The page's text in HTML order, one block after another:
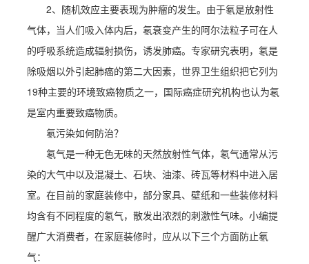
2、随机效应主要表现为肿瘤的发生。由于氡是放射性
气体，当人们吸入体内后，氡衰变产生的阿尔法粒子可在人
的呼吸系统造成辐射损伤，诱发肺癌。专家研究表明，氡是
除吸烟以外引起肺癌的第二大因素，世界卫生组织把它列为
19种主要的环境致癌物质之一，国际癌症研究机构也认为氡
是室内重要致癌物质。
氡污染如何防治？
氡气是一种无色无味的天然放射性气体，氡气通常从污
染的大气中以及混凝土、石块、油漆、砖瓦等材料中进入居
室。在目前的家庭装修中，部分家具、壁纸和一些装修材料
均含有不同程度的氡气，散发出浓烈的刺激性气味。小编提
醒广大消费者，在家庭装修时，应从以下三个方面防止氡
气：